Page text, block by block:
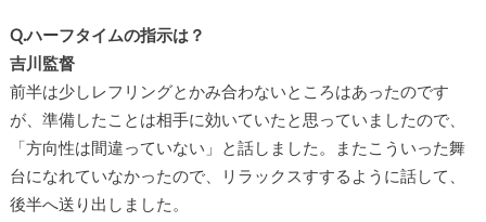
Q.ハーフタイムの指示は？
吉川監督
前半は少しレフリングとかみ合わないところはあったのです
が、準備したことは相手に効いていたと思っていましたので、
「方向性は間違っていない」と話しました。またこういった舞
台になれていなかったので、リラックスすするように話して、
後半へ送り出しました。